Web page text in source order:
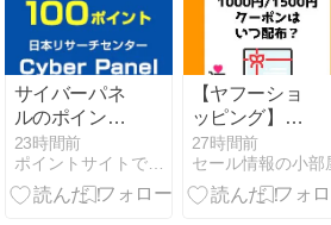
サイバーパネ
ルのポイント
交換
23時間前
ポイントサイトで小さく稼ぐ
【ヤフーショ
ッピング】5
のつく日
「1500円クー
ポン」はいつ
27時間前
セール情報の小部